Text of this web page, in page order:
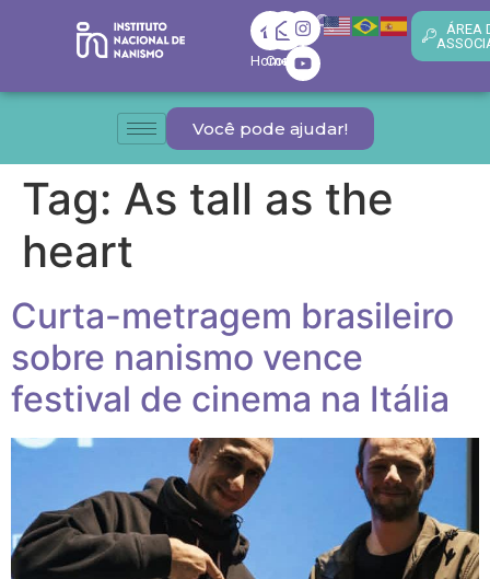
Home
Contato
ÁREA
Você pode ajudar!
Tag: As tall as the
heart
Curta-metragem brasileiro
sobre nanismo vence
festival de cinema na Itália